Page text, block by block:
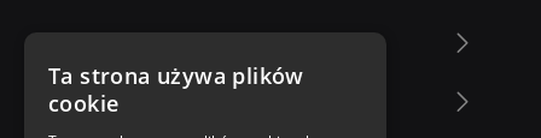
Zakupy u nas
Ta strona używa plików
cookie